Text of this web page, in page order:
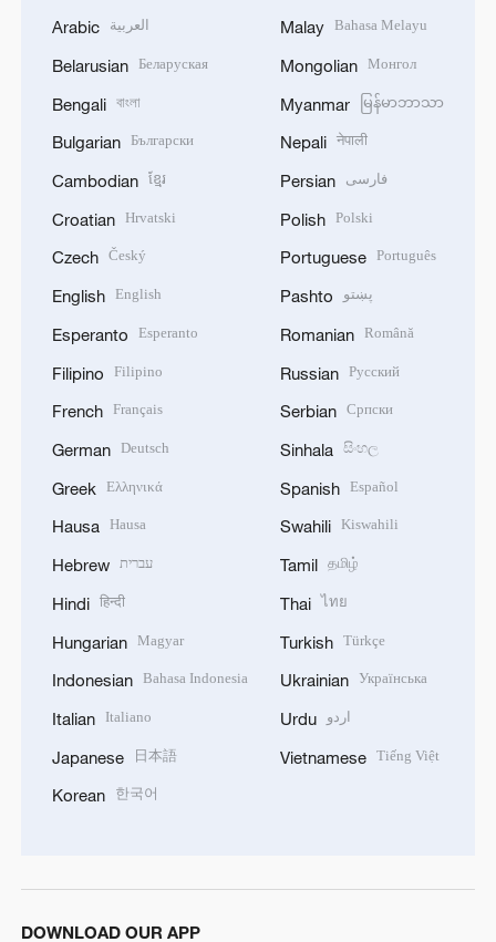
Arabic العربية
Belarusian Беларуская
Bengali বাংলা
Bulgarian Български
Cambodian ខ្មែរ
Croatian Hrvatski
Czech Český
English English
Esperanto Esperanto
Filipino Filipino
French Français
German Deutsch
Greek Ελληνικά
Hausa Hausa
Hebrew עברית
Hindi हिन्दी
Hungarian Magyar
Indonesian Bahasa Indonesia
Italian Italiano
Japanese 日本語
Korean 한국어
Malay Bahasa Melayu
Mongolian Монгол
Myanmar မြန်မာဘာသာ
Nepali नेपाली
Persian فارسی
Polish Polski
Portuguese Português
Pashto پښتو
Romanian Română
Russian Русский
Serbian Српски
Sinhala සිංහල
Spanish Español
Swahili Kiswahili
Tamil தமிழ்
Thai ไทย
Turkish Türkçe
Ukrainian Українська
Urdu اردو
Vietnamese Tiếng Việt
DOWNLOAD OUR APP